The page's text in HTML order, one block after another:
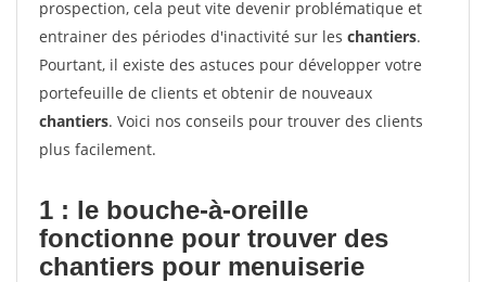
prospection, cela peut vite devenir problématique et
entrainer des périodes d'inactivité sur les chantiers.
Pourtant, il existe des astuces pour développer votre
portefeuille de clients et obtenir de nouveaux
chantiers. Voici nos conseils pour trouver des clients
plus facilement.
1 : le bouche-à-oreille
fonctionne pour trouver des
chantiers pour menuiserie